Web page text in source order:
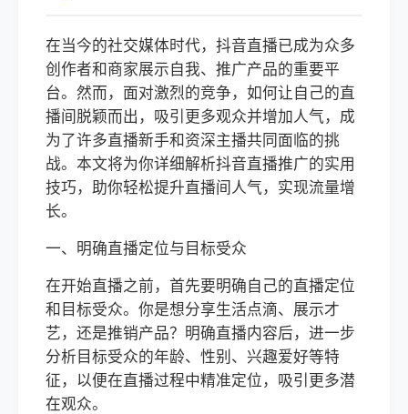
在当今的社交媒体时代，抖音直播已成为众多
创作者和商家展示自我、推广产品的重要平
台。然而，面对激烈的竞争，如何让自己的直
播间脱颖而出，吸引更多观众并增加人气，成
为了许多直播新手和资深主播共同面临的挑
战。本文将为你详细解析抖音直播推广的实用
技巧，助你轻松提升直播间人气，实现流量增
长。
一、明确直播定位与目标受众
在开始直播之前，首先要明确自己的直播定位
和目标受众。你是想分享生活点滴、展示才
艺，还是推销产品？明确直播内容后，进一步
分析目标受众的年龄、性别、兴趣爱好等特
征，以便在直播过程中精准定位，吸引更多潜
在观众。